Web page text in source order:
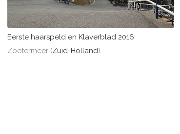
Eerste haarspeld en Klaverblad 2016
Zoetermeer (Zuid-Holland)